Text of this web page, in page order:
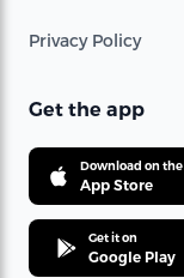
Privacy Policy
Get the app
Download on the
App Store
Get it on
Google Play